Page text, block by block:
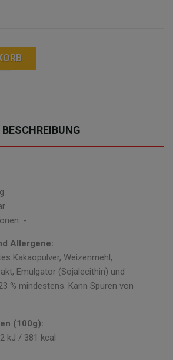
BESCHREIBUNG
-
Allergene:
Kakaopulver, Weizenmehl,
Emulgator (Sojalecithin) und
% mindestens. Kann Spuren von
(100g):
kJ / 381 kcal